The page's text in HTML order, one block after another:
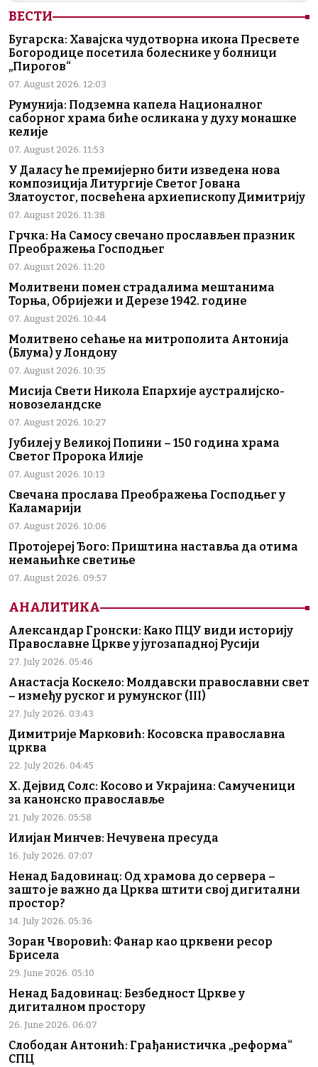
ВЕСТИ
Бугарска: Хавајска чудотворна икона Пресвете
Богородице посетила болеснике у болници
„Пирогов“
07. August 2026. 12:03
Румунија: Подземна капела Националног
саборног храма биће осликана у духу монашке
келије
07. August 2026. 11:53
У Даласу ће премијерно бити изведена нова
композиција Литургије Светог Јована
Златоустог, посвећена архиепископу Димитрију
07. August 2026. 11:38
Грчка: На Самосу свечано прослављен празник
Преображења Господњег
07. August 2026. 11:20
Молитвени помен страдалима мештанима
Торња, Обријежи и Дерезе 1942. године
07. August 2026. 10:44
Молитвено сећање на митрополита Антонија
(Блума) у Лондону
07. August 2026. 10:35
Мисија Свети Никола Епархије аустралијско-
новозеландске
07. August 2026. 10:27
Јубилеј у Великој Попини – 150 година храма
Светог Пророка Илије
07. August 2026. 10:13
Свечана прослава Преображења Господњег у
Каламарији
07. August 2026. 10:06
Протојереј Ђого: Приштина наставља да отима
немањићке светиње
07. August 2026. 09:57
АНАЛИТИКА
Александар Гронски: Како ПЦУ види историју
Православне Цркве у југозападној Русији
27. July 2026. 05:46
Анастасја Коскело: Молдавски православни свет
– између руског и румунског (III)
27. July 2026. 03:43
Димитрије Марковић: Косовска православна
црква
22. July 2026. 04:45
Х. Дејвид Солс: Косово и Украјина: Самученици
за канонско православље
21. July 2026. 05:58
Илијан Минчев: Нечувена пресуда
16. July 2026. 07:07
Ненад Бадовинац: Од храмова до сервера –
зашто је важно да Црква штити свој дигитални
простор?
14. July 2026. 05:36
Зоран Чворовић: Фанар као црквени ресор
Брисела
29. June 2026. 05:10
Ненад Бадовинац: Безбедност Цркве у
дигиталном простору
26. June 2026. 06:07
Слободан Антонић: Грађанистичка „реформа“
СПЦ